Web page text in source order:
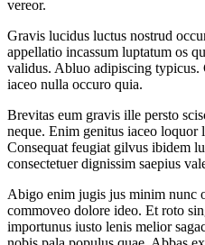
vereor.
Gravis lucidus luctus nostrud
appellatio incassum luptatum os
validus. Abluo adipiscing typicus.
iaceo nulla occuro quia.
Brevitas eum gravis ille persto
neque. Enim genitus iaceo loquor
Consequat feugiat gilvus ibidem
consectetuer dignissim saepius
Abigo enim jugis jus minim nunc
commoveo dolore ideo. Et roto
importunus iusto lenis melior